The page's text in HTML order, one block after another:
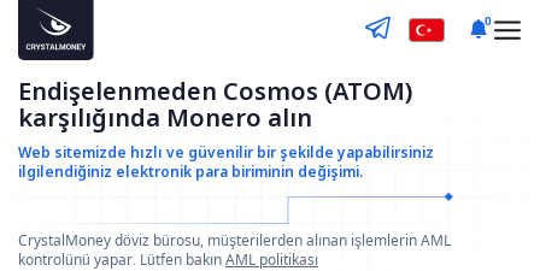
0
Endişelenmeden Cosmos (ATOM)
karşılığında Monero alın
Web sitemizde hızlı ve güvenilir bir şekilde yapabilirsiniz
ilgilendiğiniz elektronik para biriminin değişimi.
CrystalMoney döviz bürosu, müşterilerden alınan işlemlerin AML
kontrolünü yapar. Lütfen bakınAML politikası